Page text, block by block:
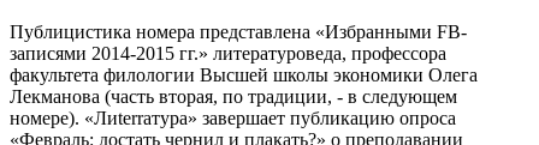
Публицистика номера представлена «Избранными FB-
записями 2014-2015 гг.» литературоведа, профессора
факультета филологии Высшей школы экономики Олега
Лекманова (часть вторая, по традиции, - в следующем
номере). «Лиterraтура» завершает публикацию опроса
«Февраль: достать чернил и плакать?» о преподавании